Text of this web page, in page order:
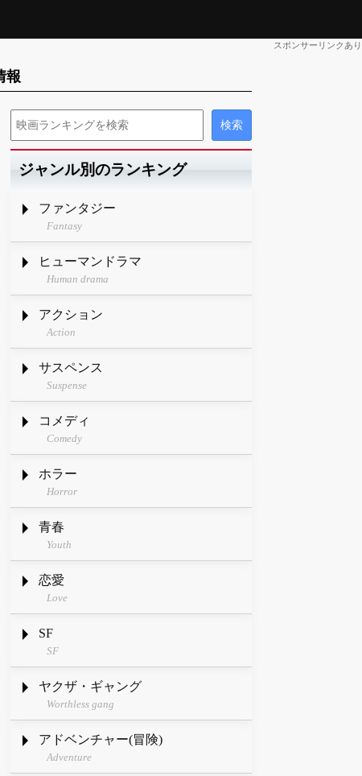
スポンサーリンクあり
報
ジャンル別のランキング
ファンタジー
Fantasy
ヒューマンドラマ
Human drama
アクション
Action
サスペンス
Suspense
コメディ
Comedy
ホラー
Horror
青春
Youth
恋愛
Love
SF
SF
ヤクザ・ギャング
Worthless gang
アドベンチャー(冒険)
Adventure